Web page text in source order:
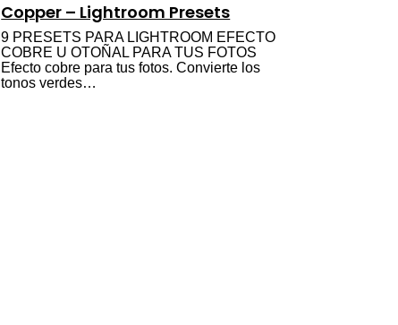
Copper – Lightroom Presets
9 PRESETS PARA LIGHTROOM EFECTO
COBRE U OTOÑAL PARA TUS FOTOS
Efecto cobre para tus fotos. Convierte los
tonos verdes…